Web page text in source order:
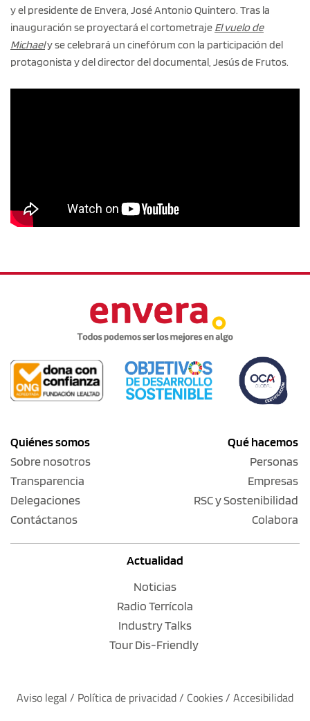
y el presidente de Envera, José Antonio Quintero. Tras la
inauguración se proyectará el cortometraje El vuelo de
Michaely se celebrará un cinefórum con la participación del
protagonista y del director del documental, Jesús de Frutos.
Quiénes somos
Sobre nosotros
Transparencia
Delegaciones
Contáctanos
Qué hacemos
Personas
Empresas
RSC y Sostenibilidad
Colabora
Actualidad
Noticias
Radio Terrícola
Industry Talks
Tour Dis-Friendly
Aviso legal / Política de privacidad / Cookies / Accesibilidad